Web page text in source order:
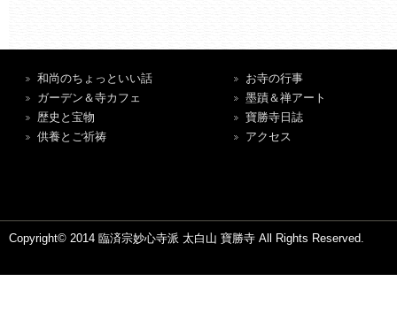
和尚のちょっといい話
ガーデン＆寺カフェ
歴史と宝物
供養とご祈祷
お寺の行事
墨蹟＆禅アート
寶勝寺日誌
アクセス
Copyright© 2014 臨済宗妙心寺派 太白山 寶勝寺 All Rights Reserved.